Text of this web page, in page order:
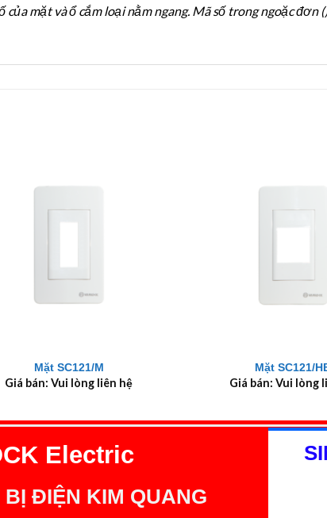
mặt và ổ cắm loại nằm ngang. Mã số trong ngoặc đơn
Mặt SC121/M
Giá bán: Vui lòng liên hệ
Mặt SC121/
Giá bán: Vui lòng
Electric
BỊ ĐIỆN KIM QUANG